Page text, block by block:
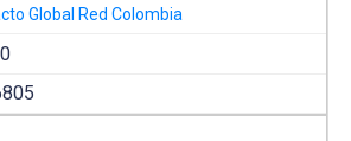
Global Red Colombia